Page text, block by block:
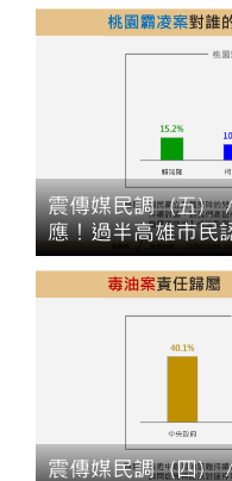
震傳媒民調（五）
應！過半高雄市民
震傳媒民調（四）